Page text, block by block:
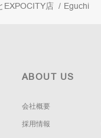
EXPOCITY店 / Eguchi
ABOUT US
会社概要
採用情報